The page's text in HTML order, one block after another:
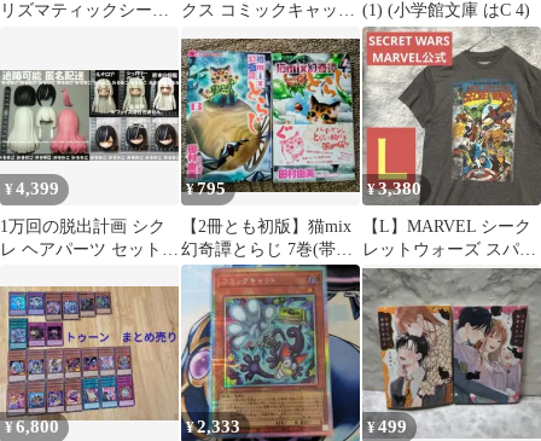
リズマティックシーク
クス コミックキャット
イス計4枚
(1) (小学館文庫 はC 4)
¥4,399
1万回の脱出計画 シク
レ ヘアパーツ セット
ールズ
¥795
【2冊とも初版】猫mix
幻奇譚とらじ 7巻(帯
付)・13巻 セット 田村
由美
¥3,380
【L】MARVEL シーク
レットウォーズ スパイ
ダーマン ハルク Tシャ
ツ
¥6,800 ¥2,333 ¥499